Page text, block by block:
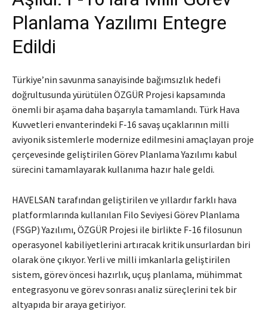
Planlama Yazılımı Entegre
Edildi
Türkiye’nin savunma sanayisinde bağımsızlık hedefi
doğrultusunda yürütülen ÖZGÜR Projesi kapsamında
önemli bir aşama daha başarıyla tamamlandı. Türk Hava
Kuvvetleri envanterindeki F-16 savaş uçaklarının milli
aviyonik sistemlerle modernize edilmesini amaçlayan proje
çerçevesinde geliştirilen Görev Planlama Yazılımı kabul
sürecini tamamlayarak kullanıma hazır hale geldi.
HAVELSAN tarafından geliştirilen ve yıllardır farklı hava
platformlarında kullanılan Filo Seviyesi Görev Planlama
(FSGP) Yazılımı, ÖZGÜR Projesi ile birlikte F-16 filosunun
operasyonel kabiliyetlerini artıracak kritik unsurlardan biri
olarak öne çıkıyor. Yerli ve milli imkanlarla geliştirilen
sistem, görev öncesi hazırlık, uçuş planlama, mühimmat
entegrasyonu ve görev sonrası analiz süreçlerini tek bir
altyapıda bir araya getiriyor.